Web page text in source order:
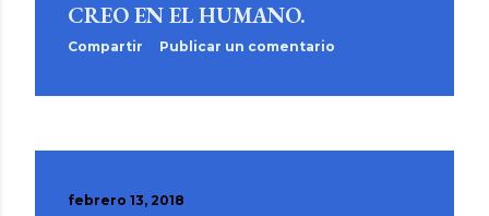
CREO EN EL HUMANO.
Compartir Publicar un comentario
febrero 13, 2018